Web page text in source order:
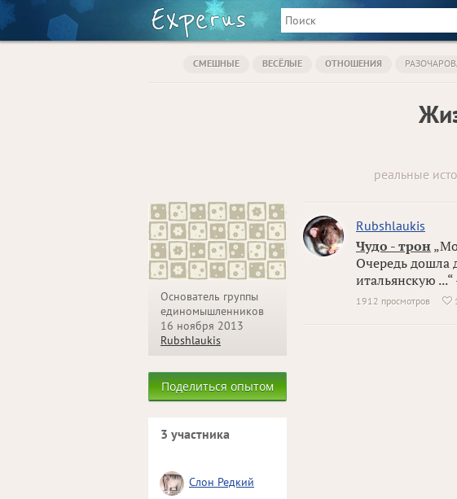
СМЕШНЫЕ ВЕСЁЛЫЕ ОТНОШЕНИЯ
реальные
Основатель группы
единомышленников
16 ноября 2013
Rubshlaukis
Поделиться опытом
3 участника
Слон Редкий
Rubshlaukis
Чудо - трон
Очередь дошла
итальянскую ...“
1912 просмотров 